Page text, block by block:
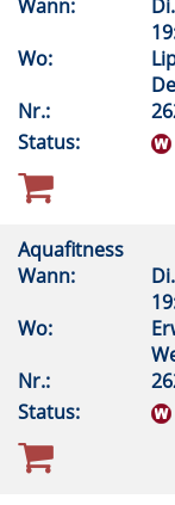
Wann:
Di.
Wo:
Nr.:
Status:
Aquafitness
Wann:
Di.
Wo:
Nr.:
Status: